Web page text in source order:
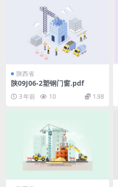
陕西省
陕09J06-2塑钢门窗.pdf
3 年前 10 1.98